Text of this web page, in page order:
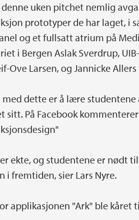
uken pitchet nemlig
prototyper de har laget, i
og et fullsatt atrium på
i Bergen Aslak Sverdrup,
Ove Larsen, og Jannicke
med dette er å lære
sitt. På Facebook
ekte, og studentene er nødt
i fremtiden, sier Lars Nyre.
applikasjonen "Ark" ble kåret